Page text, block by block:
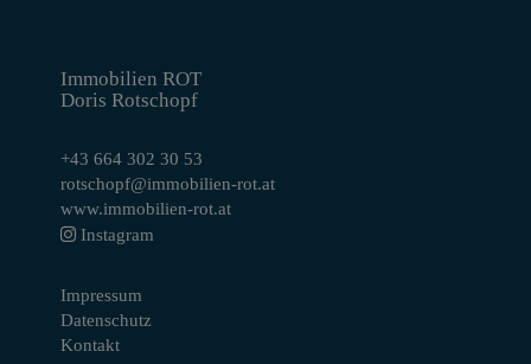
Immobilien ROT
Doris Rotschopf
+43 664 302 30 53
rotschopf@immobilien-rot.at
www.immobilien-rot.at
Instagram
Impressum
Datenschutz
Kontakt